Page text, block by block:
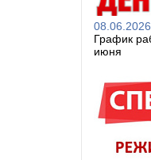
08.06.2026
График
июня